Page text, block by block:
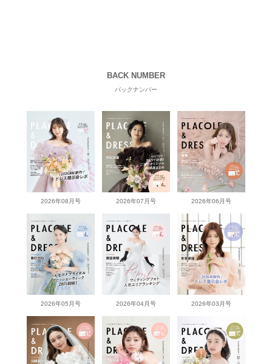
BACK NUMBER
バックナンバー
2026年08月号 2026年07月号 2026年06月号
2026年05月号 2026年04月号 2026年03月号